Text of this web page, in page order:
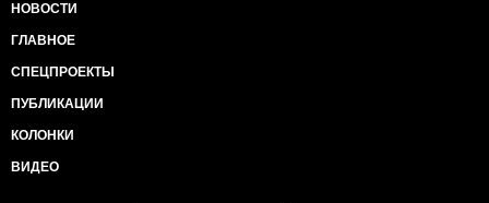
НОВОСТИ
ГЛАВНОЕ
СПЕЦПРОЕКТЫ
ПУБЛИКАЦИИ
КОЛОНКИ
ВИДЕО